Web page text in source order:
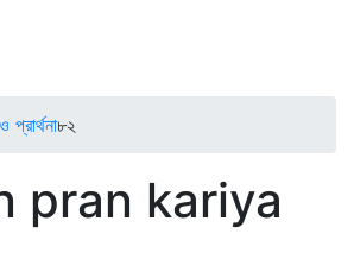
প্রার্থনা৮২
pran kariya